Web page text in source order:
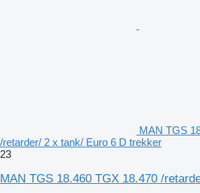
MAN TGS
/retarder/ 2 x tank/ Euro 6 D trekker
23
MAN TGS 18.460 TGX 18.470 /